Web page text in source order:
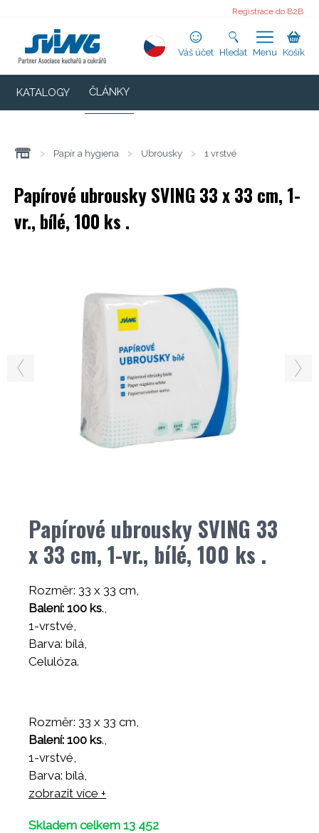
Registrace do B2B
Váš účet Hledat Menu Košík
KATALOGY ČLÁNKY
> Papír a hygiena > Ubrousky > 1 vrstvé
Papírové ubrousky SVING 33 x 33 cm, 1-
vr., bílé, 100 ks .
Papírové ubrousky SVING 33
x 33 cm, 1-vr., bílé, 100 ks .
Rozměr: 33 x 33 cm,
Balení: 100 ks.,
1-vrstvé,
Barva: bílá,
Celulóza.
Rozměr: 33 x 33 cm,
Balení: 100 ks.,
1-vrstvé,
Barva: bílá,
Celulóza.
zobrazit více +
Skladem celkem 13 452